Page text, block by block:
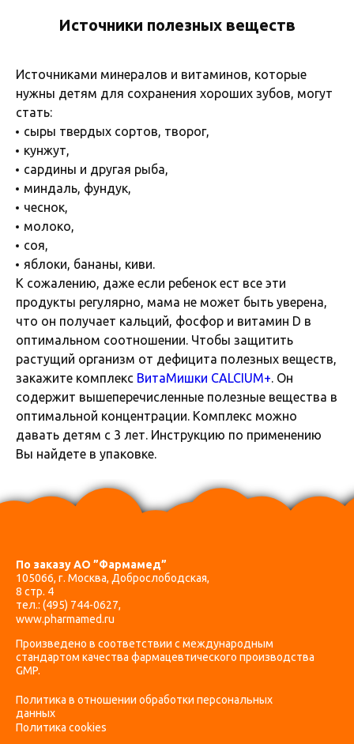
Источники полезных веществ
Источниками минералов и витаминов, которые
нужны детям для сохранения хороших зубов, могут
стать:
сыры твердых сортов, творог,
кунжут,
сардины и другая рыба,
миндаль, фундук,
чеснок,
молоко,
соя,
яблоки, бананы, киви.
К сожалению, даже если ребенок ест все эти
продукты регулярно, мама не может быть уверена,
что он получает кальций, фосфор и витамин D в
оптимальном соотношении. Чтобы защитить
растущий организм от дефицита полезных веществ,
закажите комплекс ВитаМишки CALCIUM+. Он
содержит вышеперечисленные полезные вещества в
оптимальной концентрации. Комплекс можно
давать детям с 3 лет. Инструкцию по применению
Вы найдете в упаковке.
По заказу АО ”Фармамед”
105066, г. Москва, Доброслободская,
8 стр. 4
тел.: (495) 744-0627,
www.pharmamed.ru
Произведено в соответствии с международным
стандартом качества фармацевтического производства
GMP.
Политика в отношении обработки персональных
данных
Политика cookies